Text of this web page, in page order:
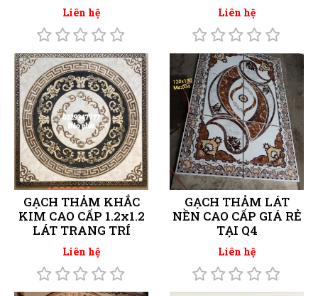
Liên hệ Liên hệ
GẠCH THẢM KHẮC
KIM CAO CẤP 1.2x1.2
LÁT TRANG TRÍ
Liên hệ
GẠCH THẢM LÁT
NỀN CAO CẤP GIÁ RẺ
TẠI Q4
Liên hệ